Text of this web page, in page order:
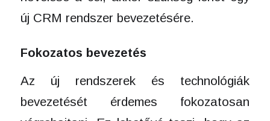
új CRM rendszer bevezetésére.
Fokozatos bevezetés
Az új rendszerek és technológiák
bevezetését érdemes fokozatosan